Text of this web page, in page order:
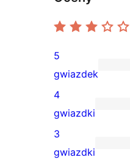
1
recenzja
5-
gwiazdkowa
5
gwiazdek
0
recenzji
4-
4
gwiazdki
0
3
gwiazdki